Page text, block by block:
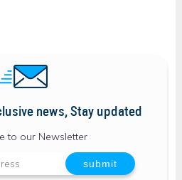
news, Stay updated
to our Newsletter